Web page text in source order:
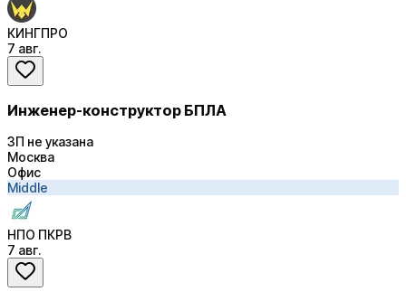
КИНГПРО
7 авг.
Инженер-конструктор БПЛА
ЗП не указана
Москва
Офис
Middle
НПО ПКРВ
7 авг.